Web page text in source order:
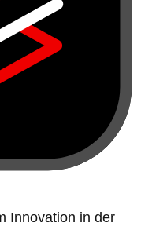
Innovation in der